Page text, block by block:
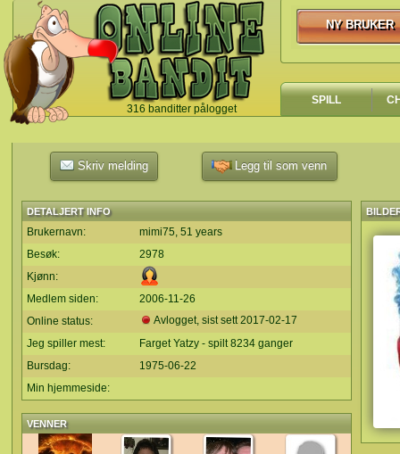
316 banditter pålogget
`
NY BRUKER
NY BRUKER
SPILL
Skriv melding Legg til som venn
DETALJERT INFO
Brukernavn:
mimi75, 51 years
Besøk:
2978
Kjønn:
Medlem siden:
2006-11-26
Online status:
Avlogget, sist sett2017-02-17
Jeg spiller mest:
Farget Yatzy - spilt 8234 ganger
Bursdag:
1975-06-22
Min hjemmeside:
VENNER